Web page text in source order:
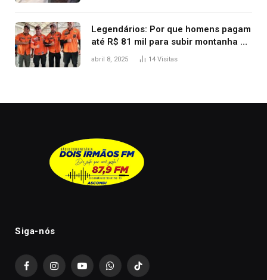
Legendários: Por que homens pagam
até R$ 81 mil para subir montanha e
melhorar casamento?
abril 8, 2025 14 Visitas
Siga-nós
FacebookInstagramYouTubeWhatsAppTikTok